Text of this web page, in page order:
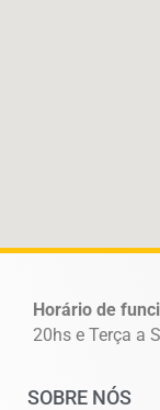
Horário de
20hs e Terça a
SOBRE NÓS